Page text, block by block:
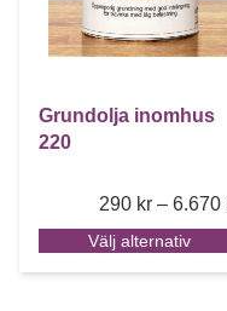
Grundolja inomhus
220
290 kr – 6.670
Välj alternativ